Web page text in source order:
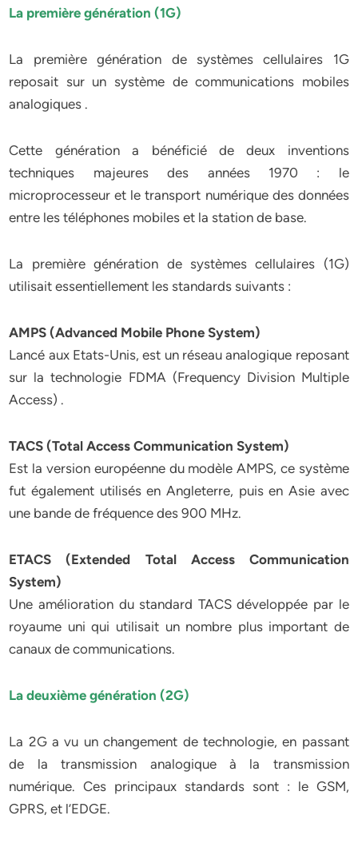
La première génération (1G)
La première génération de systèmes cellulaires 1G
reposait sur un système de communications mobiles
analogiques .
Cette génération a bénéficié de deux inventions
techniques majeures des années 1970 : le
microprocesseur et le transport numérique des données
entre les téléphones mobiles et la station de base.
La première génération de systèmes cellulaires (1G)
utilisait essentiellement les standards suivants :
AMPS (Advanced Mobile Phone System)
Lancé aux Etats-Unis, est un réseau analogique reposant
sur la technologie FDMA (Frequency Division Multiple
Access) .
TACS (Total Access Communication System)
Est la version européenne du modèle AMPS, ce système
fut également utilisés en Angleterre, puis en Asie avec
une bande de fréquence des 900 MHz.
ETACS (Extended Total Access Communication
System)
Une amélioration du standard TACS développée par le
royaume uni qui utilisait un nombre plus important de
canaux de communications.
La deuxième génération (2G)
La 2G a vu un changement de technologie, en passant
de la transmission analogique à la transmission
numérique. Ces principaux standards sont : le GSM,
GPRS, et l’EDGE.